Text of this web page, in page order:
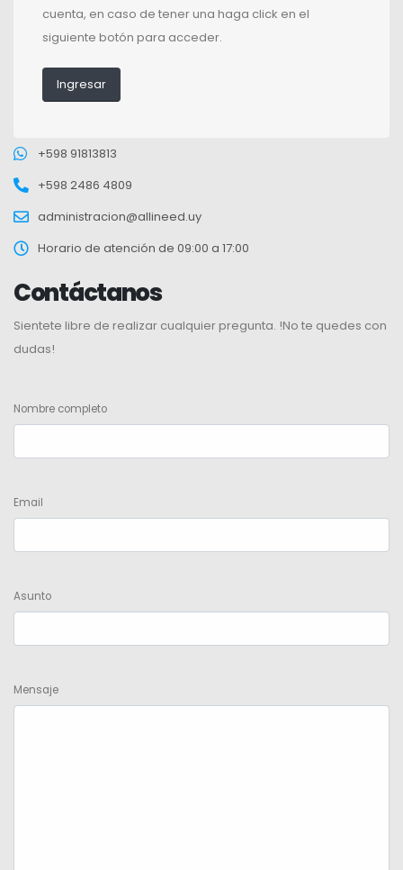
cuenta, en caso de tener una haga click en el
siguiente botón para acceder.
Ingresar
+598 91813813
+598 2486 4809
administracion@allineed.uy
Horario de atención de 09:00 a 17:00
Contáctanos
Sientete libre de realizar cualquier pregunta. !No te quedes con
dudas!
Nombre completo
Email
Asunto
Mensaje